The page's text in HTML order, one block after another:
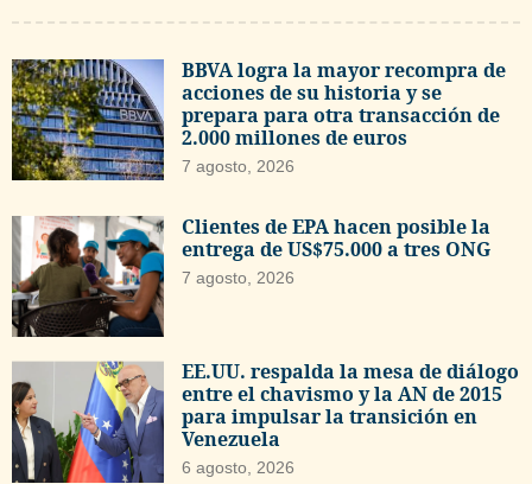
BBVA logra la mayor recompra de
acciones de su historia y se
prepara para otra transacción de
2.000 millones de euros
7 agosto, 2026
Clientes de EPA hacen posible la
entrega de US$75.000 a tres ONG
7 agosto, 2026
EE.UU. respalda la mesa de diálogo
entre el chavismo y la AN de 2015
para impulsar la transición en
Venezuela
6 agosto, 2026